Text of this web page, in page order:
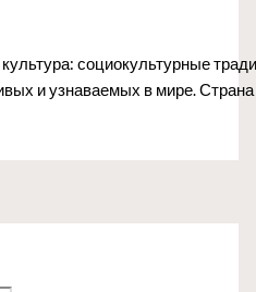
социокультурные
и узнаваемых в мире.